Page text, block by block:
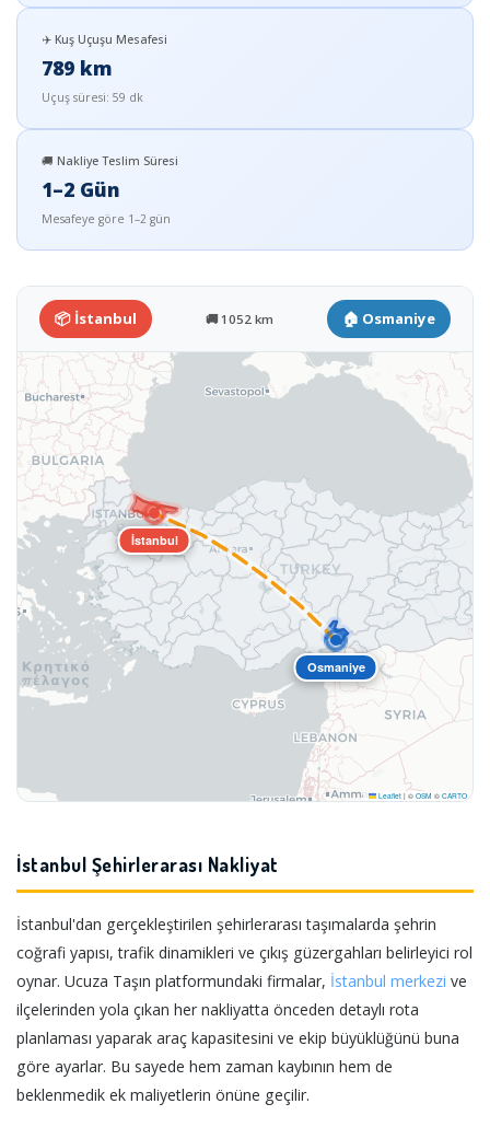
✈️ Kuş Uçuşu Mesafesi
789 km
Uçuş süresi: 59 dk
🚚 Nakliye Teslim Süresi
1–2 Gün
Mesafeye göre 1–2 gün
📦 İstanbul 🚚 1052 km 🏠 Osmaniye
İstanbul
Osmaniye
Leaflet | © OSM © CARTO
İstanbul Şehirlerarası Nakliyat
İstanbul'dan gerçekleştirilen şehirlerarası taşımalarda şehrin
coğrafi yapısı, trafik dinamikleri ve çıkış güzergahları belirleyici rol
oynar. Ucuza Taşın platformundaki firmalar, İstanbul merkezi ve
ilçelerinden yola çıkan her nakliyatta önceden detaylı rota
planlaması yaparak araç kapasitesini ve ekip büyüklüğünü buna
göre ayarlar. Bu sayede hem zaman kaybının hem de
beklenmedik ek maliyetlerin önüne geçilir.